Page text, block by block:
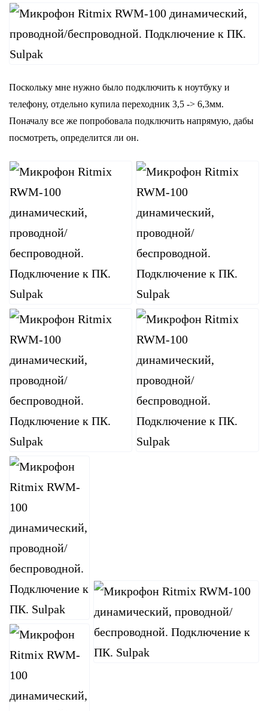
Поскольку мне нужно было подключить к ноутбуку и
телефону, отдельно купила переходник 3,5 -> 6,3мм.
Поначалу все же попробовала подключить напрямую, дабы
посмотреть, определится ли он.